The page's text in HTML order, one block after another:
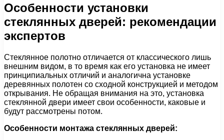
Особенности установки
стеклянных дверей: рекомендации
экспертов
Стеклянное полотно отличается от классического лишь
внешним видом, в то время как его установка не имеет
принципиальных отличий и аналогична установке
деревянных полотен со сходной конструкцией и методом
открывания. Не обращая внимания на это, установка
стеклянной двери имеет свои особенности, каковые и
будут рассмотрены потом.
Особенности монтажа стеклянных дверей: